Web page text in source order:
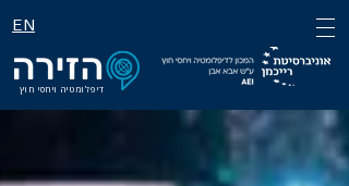
EN
דיפלומטיה ויחסי חוץ